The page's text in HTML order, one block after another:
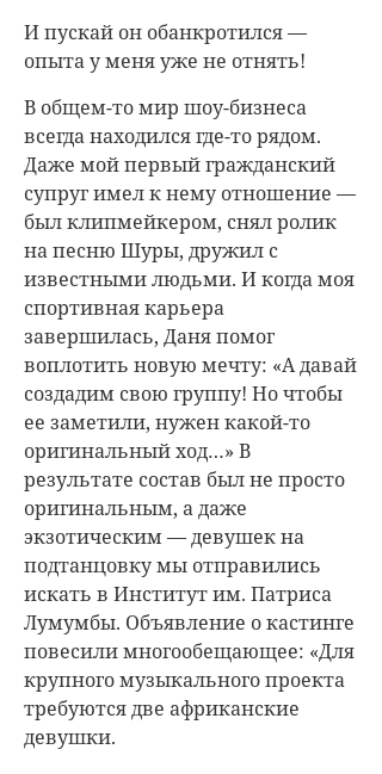
И пускай он обанкротился —
опыта у меня уже не отнять!
В общем-то мир шоу-бизнеса
всегда находился где-то рядом.
Даже мой первый гражданский
супруг имел к нему отношение —
был клипмейкером, снял ролик
на песню Шуры, дружил с
известными людьми. И когда моя
спортивная карьера
завершилась, Даня помог
воплотить новую мечту: «А давай
создадим свою группу! Но чтобы
ее заметили, нужен какой-то
оригинальный ход…» В
результате состав был не просто
оригинальным, а даже
экзотическим — девушек на
подтанцовку мы отправились
искать в Институт им. Патриса
Лумумбы. Объявление о кастинге
повесили многообещающее: «Для
крупного музыкального проекта
требуются две африканские
девушки.